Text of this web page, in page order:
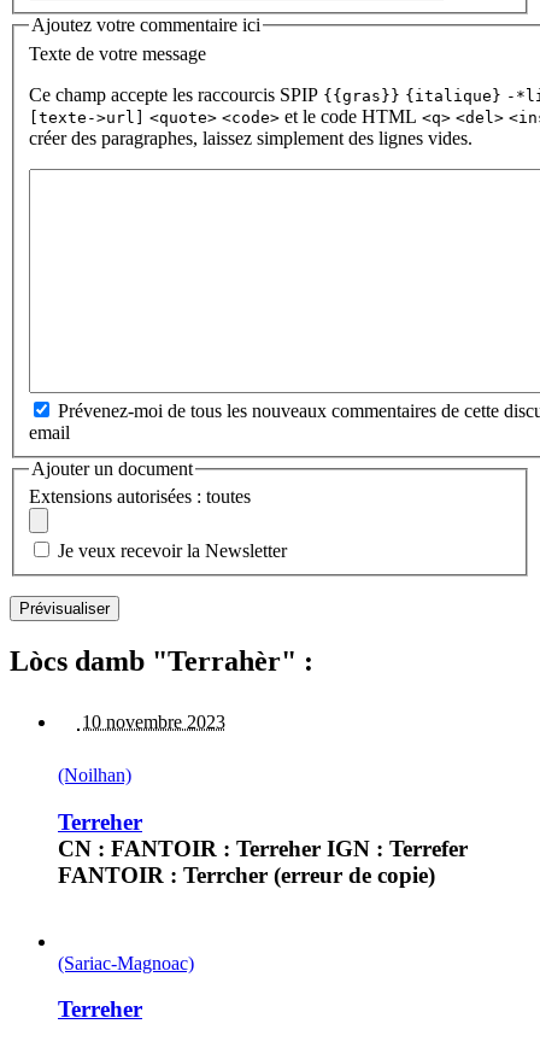
Ajoutez votre commentaire ici
Texte de votre message
Ce champ accepte les raccourcis SPIP {{gras}} {italique} -
[texte->url] <quote> <code> et le code HTML <q> <del>
créer des paragraphes, laissez simplement des lignes vides.
Prévenez-moi de tous les nouveaux commentaires de cette
email
Ajouter un document
Extensions autorisées : toutes
Je veux recevoir la Newsletter
Lòcs damb "Terrahèr" :
10 novembre 2023
(Noilhan)
Terreher
CN : FANTOIR : Terreher IGN : Terrefer
FANTOIR : Terrcher (erreur de copie)
(Sariac-Magnoac)
Terreher